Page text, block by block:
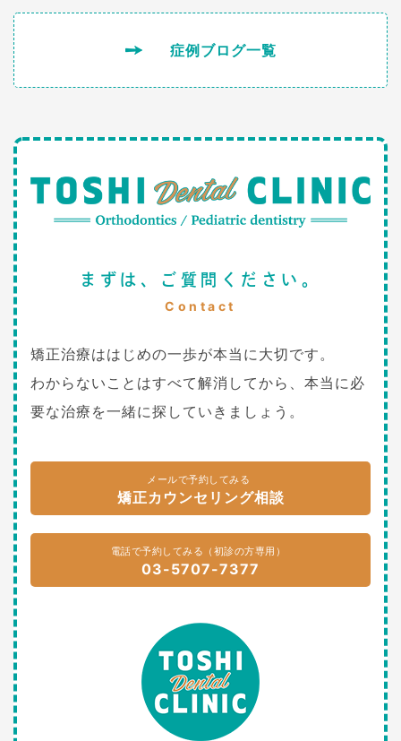
症例ブログ一覧
まずは、ご質問ください。
Contact
矯正治療ははじめの一歩が本当に大切です。
わからないことはすべて解消してから、本当に必
要な治療を一緒に探していきましょう。
メールで予約してみる
矯正カウンセリング相談
電話で予約してみる（初診の方専用）
03-5707-7377